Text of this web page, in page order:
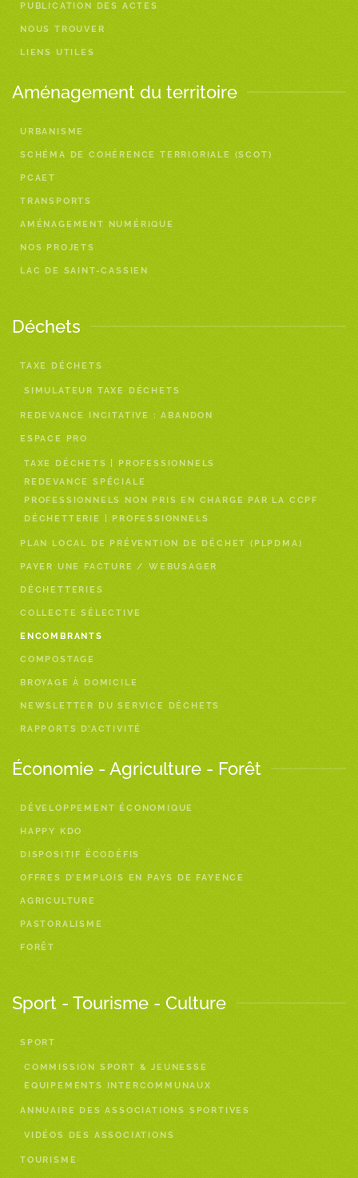
PUBLICATION DES ACTES
NOUS TROUVER
LIENS UTILES
Aménagement du territoire
URBANISME
SCHÉMA DE COHÉRENCE TERRIORIALE (SCOT)
PCAET
TRANSPORTS
AMÉNAGEMENT NUMÉRIQUE
NOS PROJETS
LAC DE SAINT-CASSIEN
Déchets
TAXE DÉCHETS
SIMULATEUR TAXE DÉCHETS
REDEVANCE INCITATIVE : ABANDON
ESPACE PRO
TAXE DÉCHETS | PROFESSIONNELS
REDEVANCE SPÉCIALE
PROFESSIONNELS NON PRIS EN CHARGE PAR LA CCPF
DÉCHETTERIE | PROFESSIONNELS
PLAN LOCAL DE PRÉVENTION DE DÉCHET (PLPDMA)
PAYER UNE FACTURE / WEBUSAGER
DÉCHETTERIES
COLLECTE SÉLECTIVE
ENCOMBRANTS
COMPOSTAGE
BROYAGE À DOMICILE
NEWSLETTER DU SERVICE DÉCHETS
RAPPORTS D’ACTIVITÉ
Économie - Agriculture - Forêt
DÉVELOPPEMENT ÉCONOMIQUE
HAPPY KDO
DISPOSITIF ÉCODÉFIS
OFFRES D’EMPLOIS EN PAYS DE FAYENCE
AGRICULTURE
PASTORALISME
FORÊT
Sport - Tourisme - Culture
SPORT
COMMISSION SPORT & JEUNESSE
EQUIPEMENTS INTERCOMMUNAUX
ANNUAIRE DES ASSOCIATIONS SPORTIVES
VIDÉOS DES ASSOCIATIONS
TOURISME